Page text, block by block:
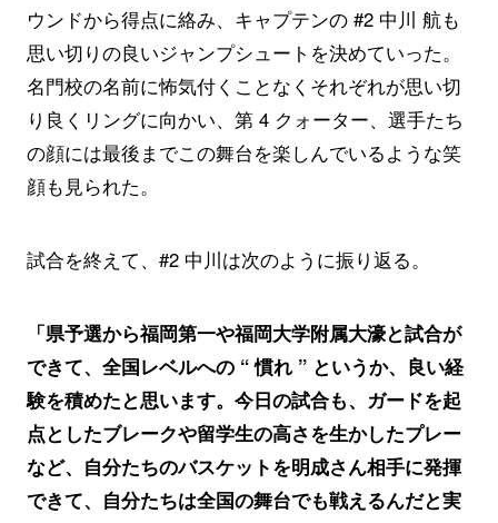
ウンドから得点に絡み、キャプテンの #2 中川 航も
思い切りの良いジャンプシュートを決めていった。
名門校の名前に怖気付くことなくそれぞれが思い切
り良くリングに向かい、第 4 クォーター、選手たち
の顔には最後までこの舞台を楽しんでいるような笑
顔も見られた。
試合を終えて、#2 中川は次のように振り返る。
「県予選から福岡第一や福岡大学附属大濠と試合が
できて、全国レベルへの “ 慣れ ” というか、良い経
験を積めたと思います。今日の試合も、ガードを起
点としたブレークや留学生の高さを生かしたプレー
など、自分たちのバスケットを明成さん相手に発揮
できて、自分たちは全国の舞台でも戦えるんだと実